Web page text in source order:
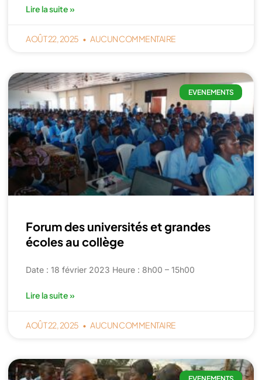
Lire la suite »
AOÛT 22, 2025 AUCUN COMMENTAIRE
EVENEMENTS
Forum des universités et grandes
écoles au collège
Date : 18 février 2023 Heure : 8h00 – 15h00
Lire la suite »
AOÛT 22, 2025 AUCUN COMMENTAIRE